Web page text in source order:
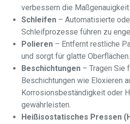
verbessern die Maßgenauigkeit
Schleifen – Automatisierte
Schleifprozesse führen zu
Polieren – Entfernt restliche
und sorgt für glatte Oberflächen.
Beschichtungen – Tragen Sie
Beschichtungen wie Eloxieren
Korrosionsbeständigkeit oder
gewährleisten.
Heißisostatisches Pressen